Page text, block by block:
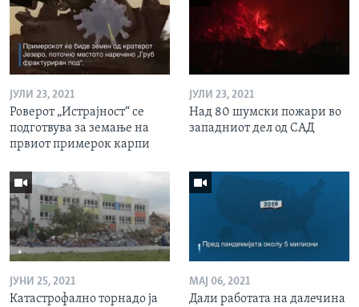
ЈУЛИ 23, 2021
Роверот „Истрајност“ се
подготвува за земање на
првиот примерок карпи
ЈУЛИ 23, 2021
Над 80 шумски пожари во
западниот дел од САД
ЈУНИ 25, 2021
Катастрофално торнадо ја
МАЈ 06, 2021
Дали работата на далечина